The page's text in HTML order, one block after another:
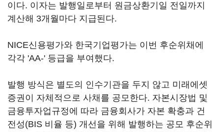
이다. 이자는 발행일로부터 원금상환기일 전일까지
계산해 3개월마다 지급된다.
NICE신용평가와 한국기업평가는 이번 후순위채에
각각 'AA-' 등급을 부여했다.
발행 방식은 별도의 인수기관을 두지 않고 미래에셋
증권이 자체적으로 사채를 공모한다. 자본시장법 및
금융투자업규정에 따라 금융회사가 자본 확충과 건
전성(BIS 비율 등) 개선을 위해 발행하는 공모 후순위